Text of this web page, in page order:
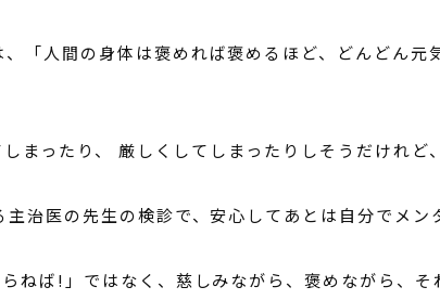
「人間の身体は褒めれば褒めるほど、どんどん元
ったり、 厳しくしてしまったりしそうだけれど
治医の先生の検診で、安心してあとは自分でメン
ねば!」ではなく、慈しみながら、褒めながら、そ